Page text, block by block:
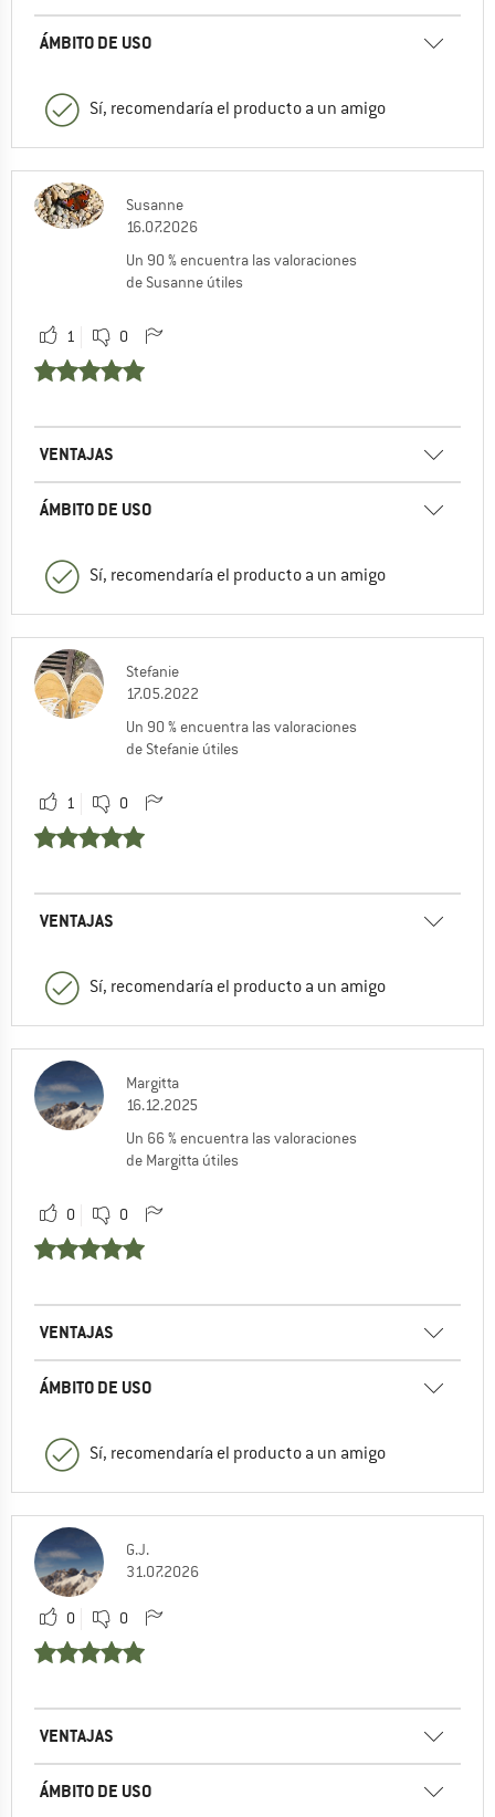
ÁMBITO DE USO
Sí, recomendaría el producto a un amigo
Susanne
16.07.2026
Un 90 % encuentra las valoraciones
de Susanne útiles
1 0
VENTAJAS
ÁMBITO DE USO
Sí, recomendaría el producto a un amigo
Stefanie
17.05.2022
Un 90 % encuentra las valoraciones
de Stefanie útiles
1 0
VENTAJAS
Sí, recomendaría el producto a un amigo
Margitta
16.12.2025
Un 66 % encuentra las valoraciones
de Margitta útiles
0 0
VENTAJAS
ÁMBITO DE USO
Sí, recomendaría el producto a un amigo
G.J.
31.07.2026
0 0
VENTAJAS
ÁMBITO DE USO